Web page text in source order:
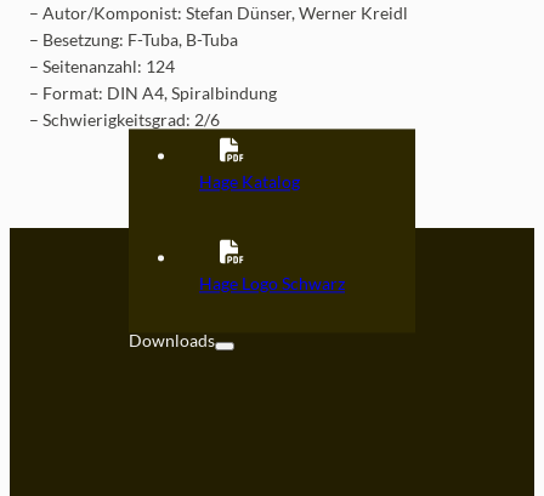
– Autor/Komponist: Stefan Dünser, Werner Kreidl
– Besetzung: F-Tuba, B-Tuba
– Seitenanzahl: 124
– Format: DIN A4, Spiralbindung
– Schwierigkeitsgrad: 2/6
Kontakt
Downloads
Hage Katalog
Hage Logo Schwarz